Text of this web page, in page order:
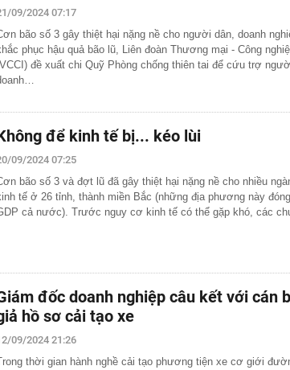
09/2024 07:17
bão số 3 gây thiệt hại nặng nề cho người dân, doanh
phục hậu quả bão lũ, Liên đoàn Thương mại - Công
đề xuất chi Quỹ Phòng chống thiên tai để cứu trợ
để kinh tế bị... kéo lùi
09/2024 07:25
bão số 3 và đợt lũ đã gây thiệt hại nặng nề cho nhiều
tế ở 26 tỉnh, thành miền Bắc (những địa phương này
cả nước). Trước nguy cơ kinh tế có thể gặp khó, các
đốc doanh nghiệp câu kết với cán
hồ sơ cải tạo xe
09/2024 21:26
thời gian hành nghề cải tạo phương tiện xe cơ giới